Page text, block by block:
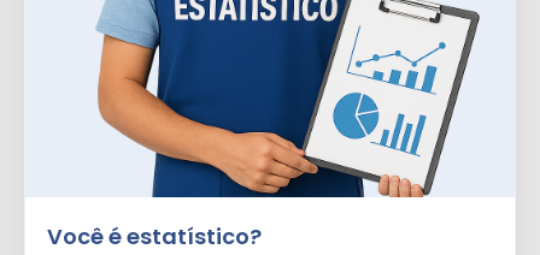
Você é estatístico?